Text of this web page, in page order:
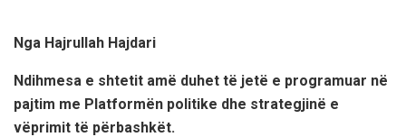
Nga Hajrullah Hajdari
Ndihmesa e shtetit amë duhet të jetë e programuar në
pajtim me Platformën politike dhe strategjinë e
vëprimit të përbashkët.